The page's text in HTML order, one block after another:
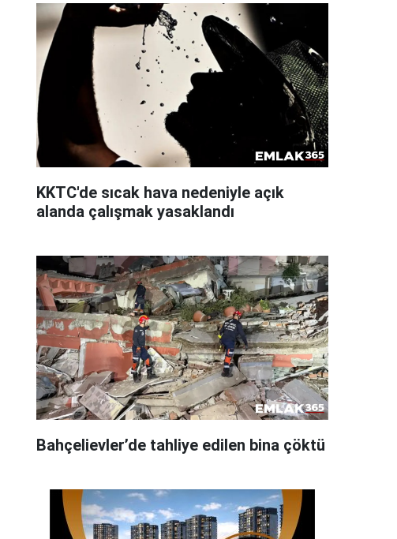
KKTC'de sıcak hava nedeniyle açık
alanda çalışmak yasaklandı
Bahçelievler’de tahliye edilen bina çöktü